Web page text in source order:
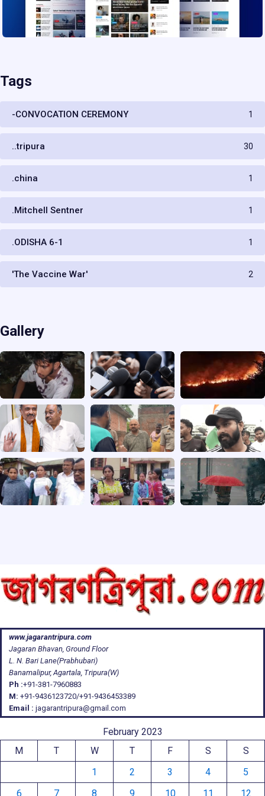
Tags
-CONVOCATION CEREMONY 1
..tripura 30
.china 1
.Mitchell Sentner 1
.ODISHA 6-1 1
'The Vaccine War' 2
Gallery
www.jagarantripura.com
Jagaran Bhavan, Ground Floor
L. N. Bari Lane(Prabhubari)
Banamalipur, Agartala, Tripura(W)
Ph :+91-381-7960883
M: +91-9436123720/+91-9436453389
Email : jagarantripura@gmail.com
February 2023
M
T W T F S
S
1
2 3 4
5
6
7 8 9 10 11 12